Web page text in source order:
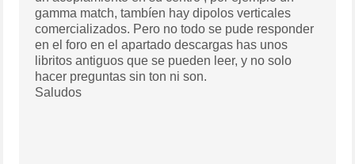
gamma match, tambíen hay dipolos verticales
comercializados. Pero no todo se pude responder
en el foro en el apartado descargas has unos
libritos antiguos que se pueden leer, y no solo
hacer preguntas sin ton ni son.
Saludos